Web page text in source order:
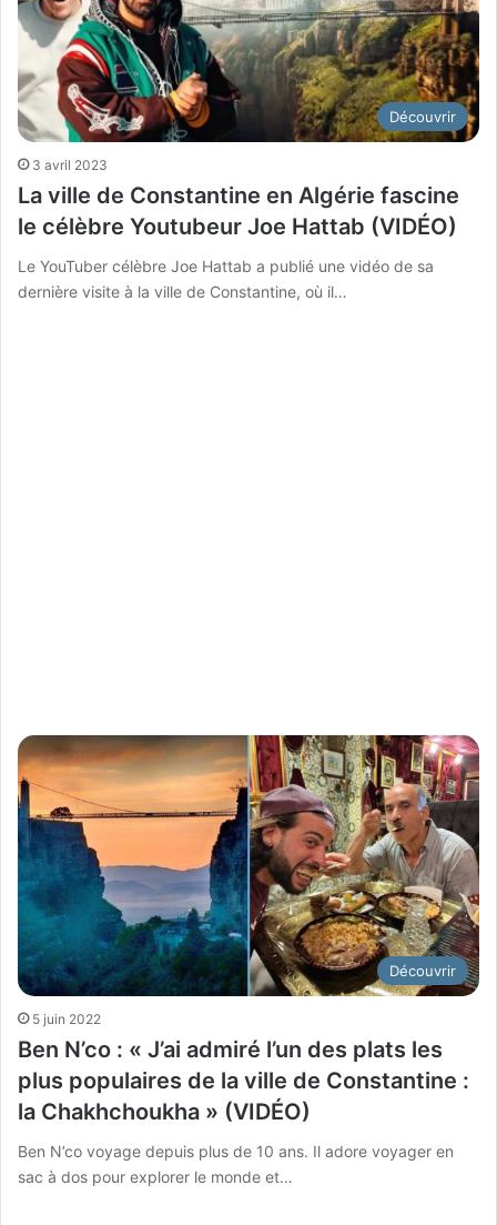
Découvrir
3 avril 2023
La ville de Constantine en Algérie fascine
le célèbre Youtubeur Joe Hattab (VIDÉO)
Le YouTuber célèbre Joe Hattab a publié une vidéo de sa
dernière visite à la ville de Constantine, où il…
Découvrir
5 juin 2022
Ben N’co : « J’ai admiré l’un des plats les
plus populaires de la ville de Constantine :
la Chakhchoukha » (VIDÉO)
Ben N’co voyage depuis plus de 10 ans. Il adore voyager en
sac à dos pour explorer le monde et…